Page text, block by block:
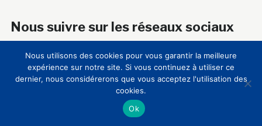
Nous suivre sur les réseaux sociaux
Nous utilisons des cookies pour vous garantir la meilleure
expérience sur notre site. Si vous continuez à utiliser ce
dernier, nous considérerons que vous acceptez l'utilisation des
cookies.
Ok